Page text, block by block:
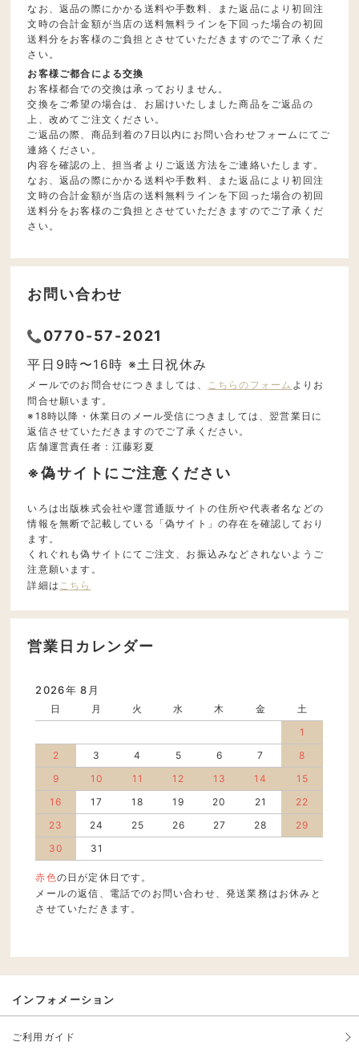
なお、返品の際にかかる送料や手数料、また返品により初回注
文時の合計金額が当店の送料無料ラインを下回った場合の初回
送料分をお客様のご負担とさせていただきますのでご了承くだ
さい。
お客様ご都合による交換
お客様都合での交換は承っておりません。
交換をご希望の場合は、お届けいたしました商品をご返品の
上、改めてご注文ください。
ご返品の際、商品到着の7日以内にお問い合わせフォームにてご
連絡ください。
内容を確認の上、担当者よりご返送方法をご連絡いたします。
なお、返品の際にかかる送料や手数料、また返品により初回注
文時の合計金額が当店の送料無料ラインを下回った場合の初回
送料分をお客様のご負担とさせていただきますのでご了承くだ
さい。
お問い合わせ
0770-57-2021
平日9時〜16時 ※土日祝休み
メールでのお問合せにつきましては、 こちらのフォーム よりお
問合せ願います。
※18時以降・休業日のメール受信につきましては、翌営業日に
返信させていただきますのでご了承ください。
店舗運営責任者：江藤彩夏
※偽サイトにご注意ください
いろは出版株式会社や運営通販サイトの住所や代表者名などの
情報を無断で記載している「偽サイト」の存在を確認しており
ます。
くれぐれも偽サイトにてご注文、お振込みなどされないようご
注意願います。
詳細は こちら
営業日カレンダー
2026年 8月
日 月 火 水 木 金
土
1
2
3 4 5 6 7
8
9
10 11 12 13 14
15
16
17 18 19 20 21
22
23
24 25 26 27 28
29
30
31
赤色の日が定休日です。
メールの返信、電話でのお問い合わせ、発送業務はお休みと
させていただきます。
インフォメーション
ご利用ガイド